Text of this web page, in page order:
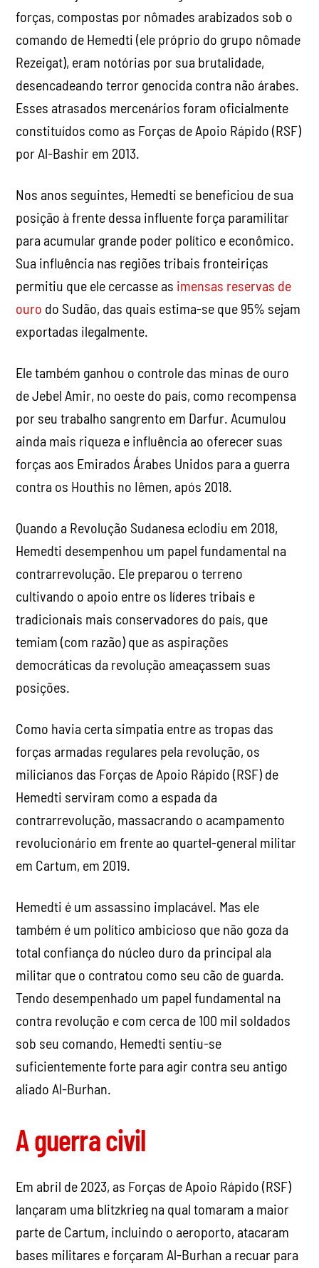
forças, compostas por nômades arabizados sob o
comando de Hemedti (ele próprio do grupo nômade
Rezeigat), eram notórias por sua brutalidade,
desencadeando terror genocida contra não árabes.
Esses atrasados mercenários ​​foram oficialmente
constituídos como as Forças de Apoio Rápido (RSF)
por Al-Bashir em 2013.
Nos anos seguintes, Hemedti se beneficiou de sua
posição à frente dessa influente força paramilitar
para acumular grande poder político e econômico.
Sua influência nas regiões tribais fronteiriças
permitiu que ele cercasse as imensas reservas de
ouro do Sudão, das quais estima-se que 95% sejam
exportadas ilegalmente.
Ele também ganhou o controle das minas de ouro
de Jebel Amir, no oeste do país, como recompensa
por seu trabalho sangrento em Darfur. Acumulou
ainda mais riqueza e influência ao oferecer suas
forças aos Emirados Árabes Unidos para a guerra
contra os Houthis no Iêmen, após 2018.
Quando a Revolução Sudanesa eclodiu em 2018,
Hemedti desempenhou um papel fundamental na
contrarrevolução. Ele preparou o terreno
cultivando o apoio entre os líderes tribais e
tradicionais mais conservadores do país, que
temiam (com razão) que as aspirações
democráticas da revolução ameaçassem suas
posições.
Como havia certa simpatia entre as tropas das
forças armadas regulares pela revolução, os
milicianos das Forças de Apoio Rápido (RSF) de
Hemedti serviram como a espada da
contrarrevolução, massacrando o acampamento
revolucionário em frente ao quartel-general militar
em Cartum, em 2019.
Hemedti é um assassino implacável. Mas ele
também é um político ambicioso que não goza da
total confiança do núcleo duro da principal ala
militar que o contratou como seu cão de guarda.
Tendo desempenhado um papel fundamental na
contra revolução e com cerca de 100 mil soldados
sob seu comando, Hemedti sentiu-se
suficientemente forte para agir contra seu antigo
aliado Al-Burhan.
A guerra civil
Em abril de 2023, as Forças de Apoio Rápido (RSF)
lançaram uma blitzkrieg na qual tomaram a maior
parte de Cartum, incluindo o aeroporto, atacaram
bases militares e forçaram Al-Burhan a recuar para